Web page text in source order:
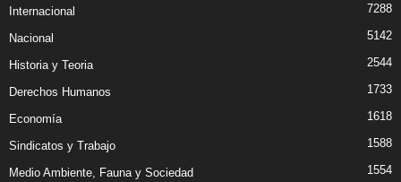
Internacional 7288
Nacional 5142
Historia y Teoria 2544
Derechos Humanos 1733
Economía 1618
Sindicatos y Trabajo 1588
Medio Ambiente, Fauna y Sociedad 1554